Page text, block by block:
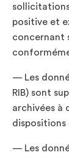
positive et
concernant
— Les
RIB) sont
archivées à
dispositions
— Les